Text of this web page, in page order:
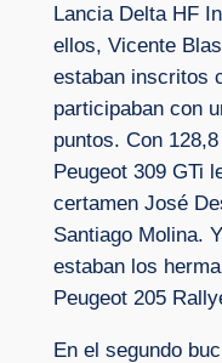
Lancia Delta HF
ellos, Vicente
estaban inscritos
participaban con
puntos. Con
Peugeot 309 GTi
certamen José
Santiago Molina.
estaban los
Peugeot 205
En el segundo